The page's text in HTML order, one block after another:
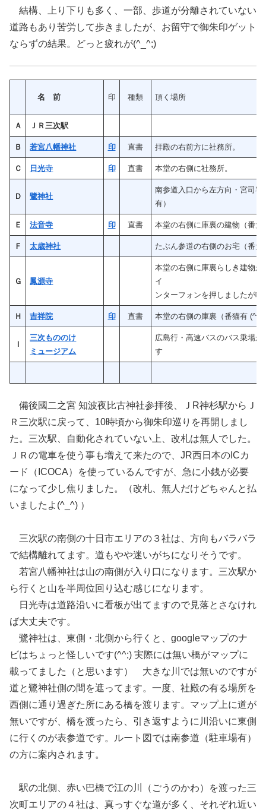
結構、上り下りも多く、一部、歩道が分離されていない
道路もあり苦労して歩きましたが、お留守で御朱印ゲット
ならずの結果。どっと疲れが(^_^;)
名 前 印 種類 頂く場所
Ａ ＪＲ三次駅
Ｂ 若宮八幡神社 印 直書 拝殿の右前方に社務所。
Ｃ 日光寺 印 直書 本堂の右側に社務所。
Ｄ 鷺神社
南参道入口から左方向・宮司宅
有）
Ｅ 法音寺 印 直書 本堂の右側に庫裏の建物（番犬
Ｆ 太歳神社 たぶん参道の右側のお宅（番犬
Ｇ 鳳源寺
本堂の右側に庫裏らしき建物が
イ
ンターフォンを押しましたが鳴
Ｈ 吉祥院 印 直書 本堂の右側の庫裏（番猫有 (^^)
Ｉ
三次もののけ
ミュージアム
広島行・高速バスのバス乗場が
す
備後國二之宮 知波夜比古神社参拝後、ＪR神杉駅からＪ
Ｒ三次駅に戻って、10時頃から御朱印巡りを再開しまし
た。三次駅、自動化されていない上、改札は無人でした。
ＪＲの電車を使う事も増えて来たので、JR西日本のICカ
ード（ICOCA）を使っているんですが、急に小銭が必要
になって少し焦りました。（改札、無人だけどちゃんと払
いましたよ(^_^) ）
三次駅の南側の十日市エリアの３社は、方向もバラバラ
で結構離れてます。道もやや迷いがちになりそうです。
若宮八幡神社は山の南側が入り口になります。三次駅か
ら行くと山を半周位回り込む感じになります。
日光寺は道路沿いに看板が出てますので見落とさなけれ
ば大丈夫です。
鷺神社は、東側・北側から行くと、googleマップのナ
ビはちょっと怪しいです(^^;) 実際には無い橋がマップに
載ってました（と思います） 大きな川では無いのですが
道と鷺神社側の間を遮ってます。一度、社殿の有る場所を
西側に通り過ぎた所にある橋を渡ります。マップ上に道が
無いですが、橋を渡ったら、引き返すように川沿いに東側
に行くのが表参道です。ルート図では南参道（駐車場有）
の方に案内されます。
駅の北側、赤い巴橋で江の川（ごうのかわ）を渡った三
次町エリアの４社は、真っすぐな道が多く、それぞれ近い